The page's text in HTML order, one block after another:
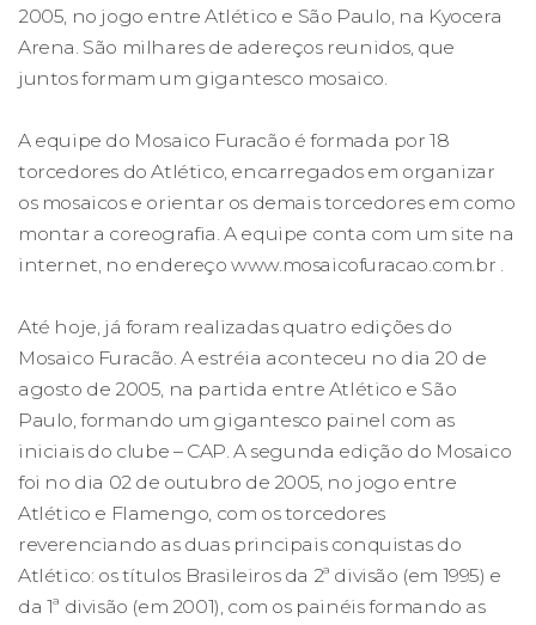
2005, no jogo entre Atlético e São Paulo, na Kyocera
Arena. São milhares de adereços reunidos, que
juntos formam um gigantesco mosaico.
A equipe do Mosaico Furacão é formada por 18
torcedores do Atlético, encarregados em organizar
os mosaicos e orientar os demais torcedores em como
montar a coreografia. A equipe conta com um site na
internet, no endereço www.mosaicofuracao.com.br .
Até hoje, já foram realizadas quatro edições do
Mosaico Furacão. A estréia aconteceu no dia 20 de
agosto de 2005, na partida entre Atlético e São
Paulo, formando um gigantesco painel com as
iniciais do clube – CAP. A segunda edição do Mosaico
foi no dia 02 de outubro de 2005, no jogo entre
Atlético e Flamengo, com os torcedores
reverenciando as duas principais conquistas do
Atlético: os títulos Brasileiros da 2ª divisão (em 1995) e
da 1ª divisão (em 2001), com os painéis formando as